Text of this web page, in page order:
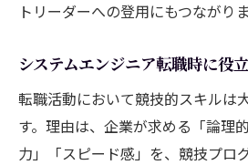
システムエンジニアが
重要性
競技経験が愛知県のSE
由
トリーダーへの登用にもつながりま
システムエンジニア転職時に役
転職活動において競技的スキルは
す。理由は、企業が求める「論理
力」「スピード感」を、競技プロ